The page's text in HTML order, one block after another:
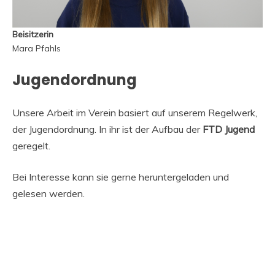
Beisitzerin
Mara Pfahls
Jugendordnung
Unsere Arbeit im Verein basiert auf unserem Regelwerk,
der Jugendordnung. In ihr ist der Aufbau der FTD Jugend
geregelt.
Bei Interesse kann sie gerne heruntergeladen und
gelesen werden.